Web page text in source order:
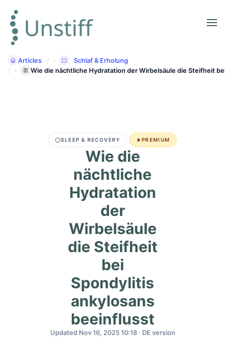
Articles
Schlaf & Erholung
Wie die nächtliche Hydratation der Wirbelsäule die Steifheit
SLEEP & RECOVERY PREMIUM
Wie die
nächtliche
Hydratation
der
Wirbelsäule
die Steifheit
bei
Spondylitis
ankylosans
beeinflusst
Updated Nov 16, 2025 10:18 · DE version